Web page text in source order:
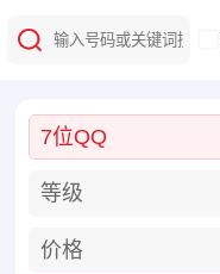
7位QQ
等级
价格